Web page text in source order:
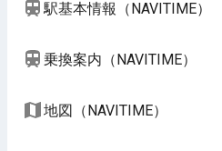
駅基本情報（NAVITIME）
乗換案内（NAVITIME）
地図（NAVITIME）